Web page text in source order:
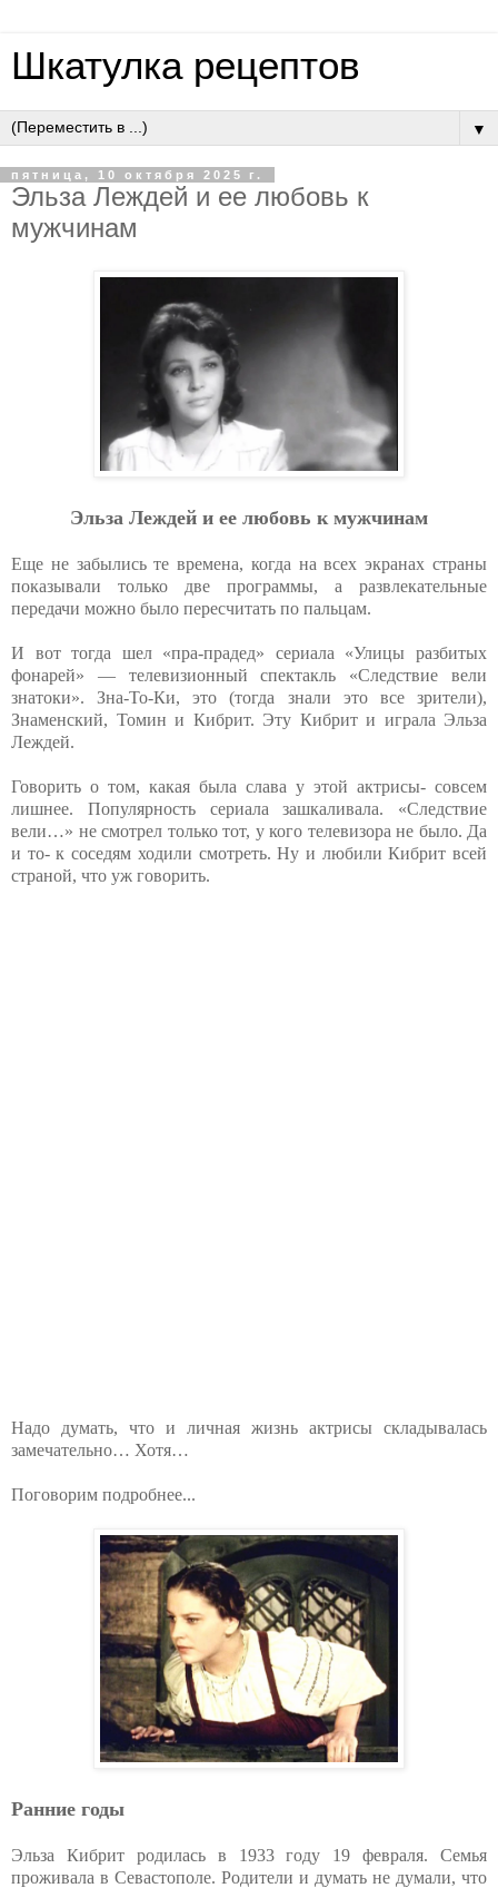
Шкатулка рецептов
▼
пятница, 10 октября 2025 г.
Эльзa Лeждeй и ee любoвь к
мужчинaм
Эльзa Лeждeй и ee любoвь к мужчинaм
Еще не забылись те времена, когда на всех экранах страны
показывали только две программы, а развлекательные
передачи можно было пересчитать по пальцам.
И вот тогда шел «пра-прадед» сериала «Улицы разбитых
фонарей» — телевизионный спектакль «Следствие вели
знатоки». Зна-То-Ки, это (тогда знали это все зрители),
Знаменский, Томин и Кибрит. Эту Кибрит и играла Эльза
Леждей.
Говорить о том, какая была слава у этой актрисы- совсем
лишнее. Популярность сериала зашкаливала. «Следствие
вели…» не смотрел только тот, у кого телевизора не было. Да
и то- к соседям ходили смотреть. Ну и любили Кибрит всей
страной, что уж говорить.
Надо думать, что и личная жизнь актрисы складывалась
замечательно… Хотя…
Поговорим подробнее...
Ранние годы
Эльза Кибрит родилась в 1933 году 19 февраля. Семья
проживала в Севастополе. Родители и думать не думали, что